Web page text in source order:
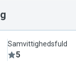
Samvittighedsfuld
5